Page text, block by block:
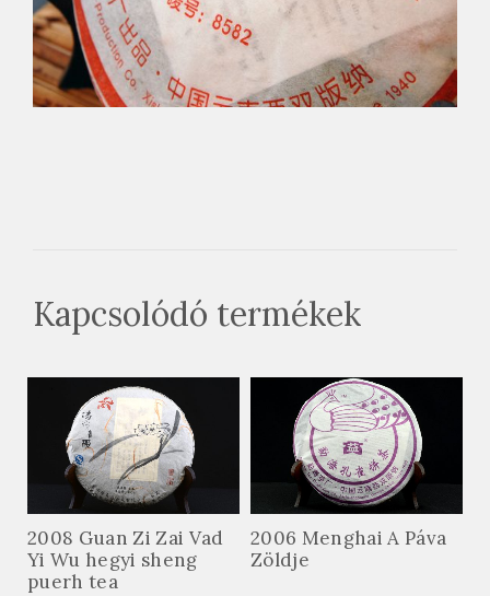
Kapcsolódó termékek
2008 Guan Zi Zai Vad
Yi Wu hegyi sheng
puerh tea
2006 Menghai A Páva
Zöldje